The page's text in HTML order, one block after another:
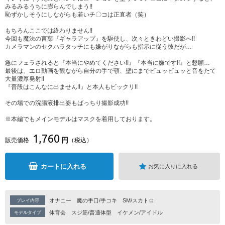
みるみるうちに膨らんでしまう!!
恥ずかしそうにしながらも若いチ〇コは正直者（笑）
もちろんここでは終わりません!!
今回も魔法の言葉『ギャラアップ』を駆使し、次々ときわどい撮影へ!!
カメラマンのセクハラタッチにも嫌がりながらも指示に従う彼だが…
急にフェラされると『本当にやめてください!!』『本当に嫌です!!』と懇願…
最後は、エロ動画を観ながら自分の手で顎、壁にまでビュッビュッと音をたて
大量濃厚発射!!
『普段はこんなに出ません!!』と本人もビックリ!!
その場での浣腸液排出姿もばっちり撮影成功!!
※本編でもメインモデルはマスクを着用しております。
販売価格 1,760 円 （税込）
カートに入れる お気に入りに入れる
プレイ内容 オナニー 魔の手口/手コキ SM/スカトロ
モデルタイプ 体育会 スジ筋/普通体型 イケメン/アイドル